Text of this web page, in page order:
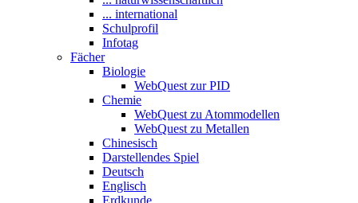
... international
Schulprofil
Infotag
Fächer
Biologie
WebQuest zur PID
Chemie
WebQuest zu Atommodellen
WebQuest zu Metallen
Chinesisch
Darstellendes Spiel
Deutsch
Englisch
Erdkunde